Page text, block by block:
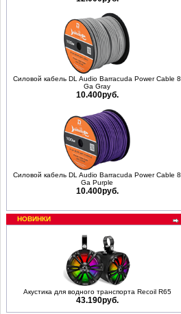
Силовой кабель DL Audio Barracuda Power Cable 8
Ga Gray
10.400руб.
Силовой кабель DL Audio Barracuda Power Cable 8
Ga Purple
10.400руб.
НОВИНКИ
Акустика для водного транспорта Recoil R65
43.190руб.